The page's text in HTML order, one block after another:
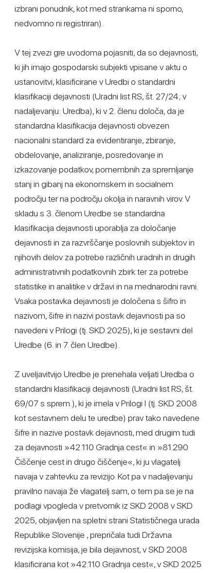
izbrani ponudnik, kot med strankama ni sporno,
nedvomno ni registriran).
V tej zvezi gre uvodoma pojasniti, da so dejavnosti,
ki jih imajo gospodarski subjekti vpisane v aktu o
ustanovitvi, klasificirane v Uredbi o standardni
klasifikaciji dejavnosti (Uradni list RS, št. 27/24; v
nadaljevanju: Uredba), ki v 2. členu določa, da je
standardna klasifikacija dejavnosti obvezen
nacionalni standard za evidentiranje, zbiranje,
obdelovanje, analiziranje, posredovanje in
izkazovanje podatkov, pomembnih za spremljanje
stanj in gibanj na ekonomskem in socialnem
področju ter na področju okolja in naravnih virov. V
skladu s 3. členom Uredbe se standardna
klasifikacija dejavnosti uporablja za določanje
dejavnosti in za razvrščanje poslovnih subjektov in
njihovih delov za potrebe različnih uradnih in drugih
administrativnih podatkovnih zbirk ter za potrebe
statistike in analitike v državi in na mednarodni ravni.
Vsaka postavka dejavnosti je določena s šifro in
nazivom, šifre in nazivi postavk dejavnosti pa so
navedeni v Prilogi (tj. SKD 2025), ki je sestavni del
Uredbe (6. in 7. člen Uredbe).
Z uveljavitvijo Uredbe je prenehala veljati Uredba o
standardni klasifikaciji dejavnosti (Uradni list RS, št.
69/07 s sprem.), ki je imela v Prilogi I (tj. SKD 2008
kot sestavnem delu te uredbe) prav tako navedene
šifre in nazive postavk dejavnosti, med drugim tudi
za dejavnosti »42.110 Gradnja cest« in »81.290
Čiščenje cest in drugo čiščenje«, ki ju vlagatelj
navaja v zahtevku za revizijo. Kot pa v nadaljevanju
pravilno navaja že vlagatelj sam, o tem pa se je na
podlagi vpogleda v pretvornik iz SKD 2008 v SKD
2025, objavljen na spletni strani Statističnega urada
Republike Slovenije , prepričala tudi Državna
revizijska komisija, je bila dejavnost, v SKD 2008
klasificirana kot »42.110 Gradnja cest«, v SKD 2025